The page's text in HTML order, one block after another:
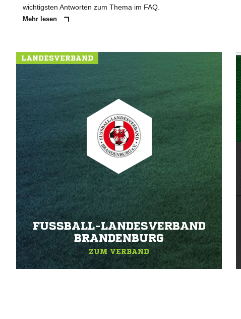
wichtigsten Antworten zum Thema im FAQ.
Mehr lesen
LANDESVERBAND
FUSSBALL-LANDESVERBAND B
RANDENBURG
ZUM VERBAND